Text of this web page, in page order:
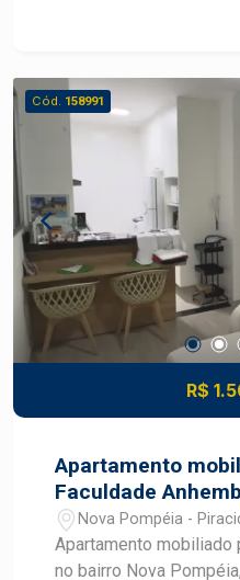
super completa; Portaria 24
procura um
completo que reúne
família, vale a pena
com um corretor
Cód. 158991
R$
Apartamento
Faculdade
Piracicaba
Nova Pompéia -
Apartamento mobiliado
no bairro Nova